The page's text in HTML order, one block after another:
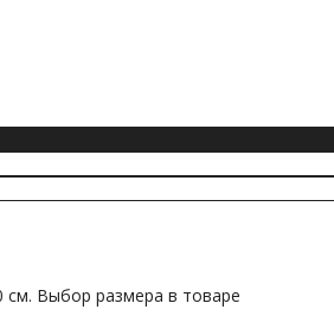
см. Выбор размера в товаре